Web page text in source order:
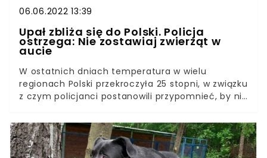
06.06.2022 13:39
Upał zbliża się do Polski. Policja
ostrzega: Nie zostawiaj zwierząt w
aucie
W ostatnich dniach temperatura w wielu
regionach Polski przekroczyła 25 stopni, w związku
z czym policjanci postanowili przypomnieć, by nie
nas zabiera pupili ze sobą do pojazdów, nie
bacząc, że dni stają się coraz bardziej gorące.
Lato zwykle kojarzy nam się ze słoneczną pogodą,